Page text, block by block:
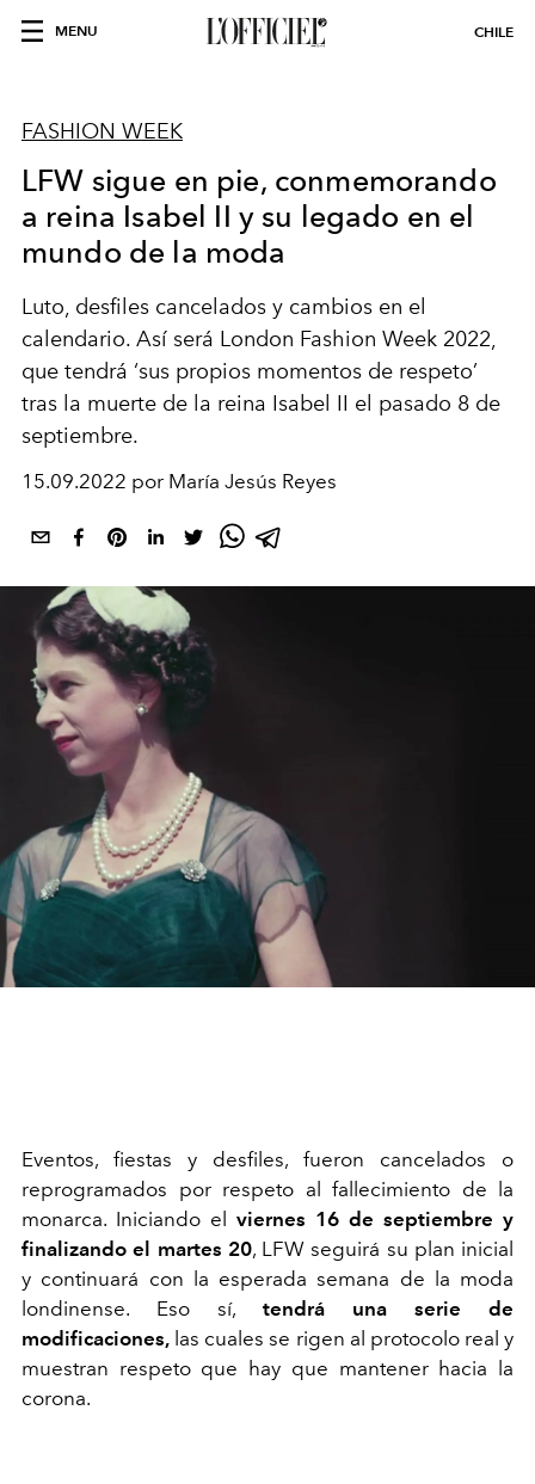
MENU CHILE
FASHION WEEK
LFW sigue en pie, conmemorando
a reina Isabel II y su legado en el
mundo de la moda
Luto, desfiles cancelados y cambios en el
calendario. Así será London Fashion Week 2022,
que tendrá ‘sus propios momentos de respeto’
tras la muerte de la reina Isabel II el pasado 8 de
septiembre.
15.09.2022 por María Jesús Reyes
Eventos, fiestas y desfiles, fueron cancelados o
reprogramados por respeto al fallecimiento de la
monarca. Iniciando el viernes 16 de septiembre y
finalizando el martes 20, LFW seguirá su plan inicial
y continuará con la esperada semana de la moda
londinense. Eso sí, tendrá una serie de
modificaciones, las cuales se rigen al protocolo real y
muestran respeto que hay que mantener hacia la
corona.